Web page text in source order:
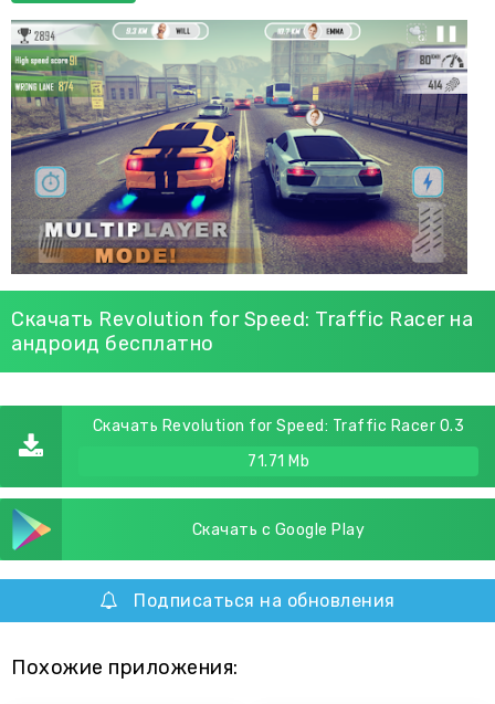
Скачать Revolution for Speed: Traffic Racer на
андроид бесплатно
Скачать Revolution for Speed: Traffic Racer 0.3
71.71 Mb
Скачать с Google Play
Подписаться на обновления
Похожие приложения: